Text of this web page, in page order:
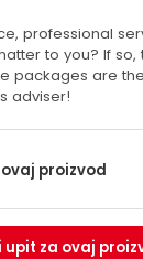
professional
to you? If so,
packages are
adviser!
proizvod
upit za ovaj